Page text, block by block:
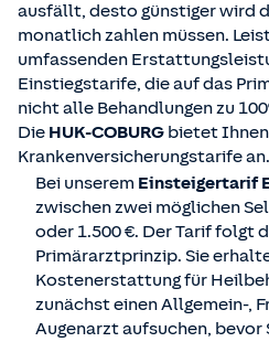
ausfällt, desto günstiger wird
monatlich zahlen müssen.
umfassenden
Einstiegstarife, die auf das
nicht alle Behandlungen zu
Die HUK-COBURG bietet Ihnen
Krankenversicherungstarife an.
Bei unserem Einsteigertarif
zwischen zwei möglichen
oder 1.500 €. Der Tarif folgt
Primärarztprinzip. Sie
Kostenerstattung für
zunächst einen Allgemein-,
Augenarzt aufsuchen, bevor